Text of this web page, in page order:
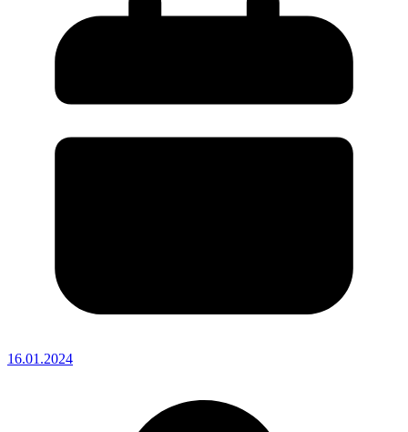
16.01.2024